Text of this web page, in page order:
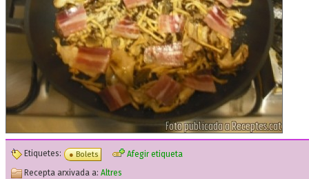
Etiquetes: Bolets
Afegir etiqueta
Recepta arxivada a: Altres